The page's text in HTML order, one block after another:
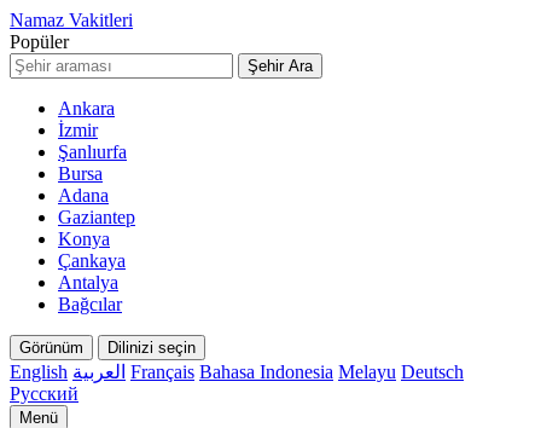
Namaz Vakitleri
Popüler
Şehir Ara
Ankara
İzmir
Şanlıurfa
Bursa
Adana
Gaziantep
Konya
Çankaya
Antalya
Bağcılar
Görünüm Dilinizi seçin
English العربية Français Bahasa Indonesia Melayu Deutsch
Русский
Menü